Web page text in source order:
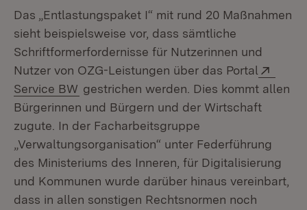
Das „Entlastungspaket I“ mit rund 20 Maßnahmen
sieht beispielsweise vor, dass sämtliche
Schriftformerfordernisse für Nutzerinnen und
Nutzer von OZG-Leistungen über das Portal
Service BW (Öffnet in neuem Fenster)
gestrichen werden. Dies kommt allen
Bürgerinnen und Bürgern und der Wirtschaft
zugute. In der Facharbeitsgruppe
„Verwaltungsorganisation“ unter Federführung
des Ministeriums des Inneren, für Digitalisierung
und Kommunen wurde darüber hinaus vereinbart,
dass in allen sonstigen Rechtsnormen noch